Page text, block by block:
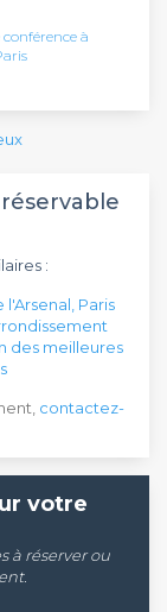
conférence à
:
Paris
des meilleures
contactez-
votre
à réserver ou